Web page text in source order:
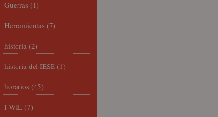
Guerras (1)
Herramientas (7)
historia (2)
historia del IESE (1)
horarios (45)
I WIL (7)